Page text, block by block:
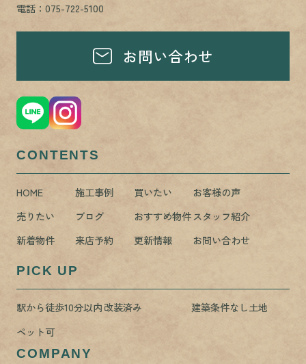
電話：075-722-5100
お問い合わせ
CONTENTS
HOME 施工事例 買いたい
お客様の声
売りたい
ブログ おすすめ物件スタッフ紹介
新着物件
来店予約 更新情報 お問い合わせ
PICK UP
駅から徒歩10分以内改装済み
建築条件なし土地
ペット可
COMPANY